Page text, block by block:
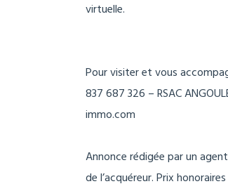
virtuelle.
Pour visiter et vous
837 687 326 – RSAC
immo.com
Annonce rédigée par un
de l’acquéreur. Prix